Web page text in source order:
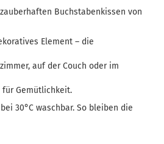
Buchstabenkissen von
Element – die
auf der Couch oder im
für Gemütlichkeit.
30°C waschbar. So bleiben die